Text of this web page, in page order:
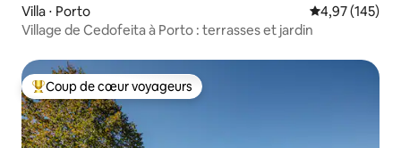
Villa ⋅ Porto Évaluation
4,97 (145)
Village de Cedofeita à Porto : terrasses et jardin
Coups de cœur voyageurs les plus appréciés
Coup de cœur voyageurs